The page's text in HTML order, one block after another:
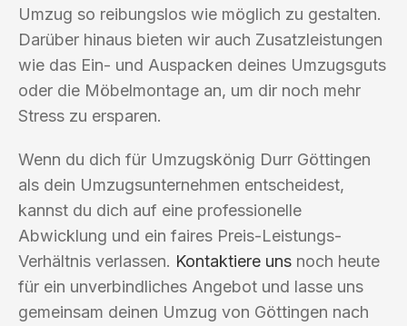
Umzug so reibungslos wie möglich zu gestalten.
Darüber hinaus bieten wir auch Zusatzleistungen
wie das Ein- und Auspacken deines Umzugsguts
oder die Möbelmontage an, um dir noch mehr
Stress zu ersparen.
Wenn du dich für Umzugskönig Durr Göttingen
als dein Umzugsunternehmen entscheidest,
kannst du dich auf eine professionelle
Abwicklung und ein faires Preis-Leistungs-
Verhältnis verlassen. Kontaktiere uns noch heute
für ein unverbindliches Angebot und lasse uns
gemeinsam deinen Umzug von Göttingen nach